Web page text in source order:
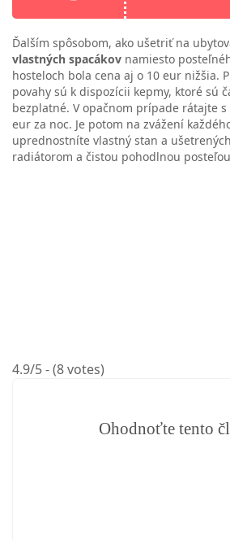
Ďalším spôsobom, ako ušetriť na
vlastných spacákov namiesto
hosteloch bola cena aj o 10 eur nižšia.
povahy sú k dispozícii kepmy, ktoré sú
bezplatné. V opačnom prípade rátajte s
eur za noc. Je potom na zvážení
uprednostníte vlastný stan a
radiátorom a čistou pohodlnou
4.9/5 - (8 votes)
Ohodnoťte tento